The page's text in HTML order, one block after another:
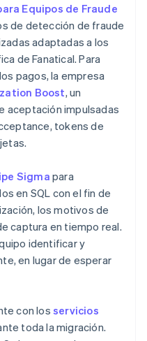
Equipos de Fraude
de detección de fraude
adaptadas a los
de Fanatical. Para
pagos, la empresa
Boost, un
aceptación impulsadas
tokens de
Sigma para
en SQL con el fin de
los motivos de
captura en tiempo real.
identificar y
en lugar de esperar
con losservicios
toda la migración.